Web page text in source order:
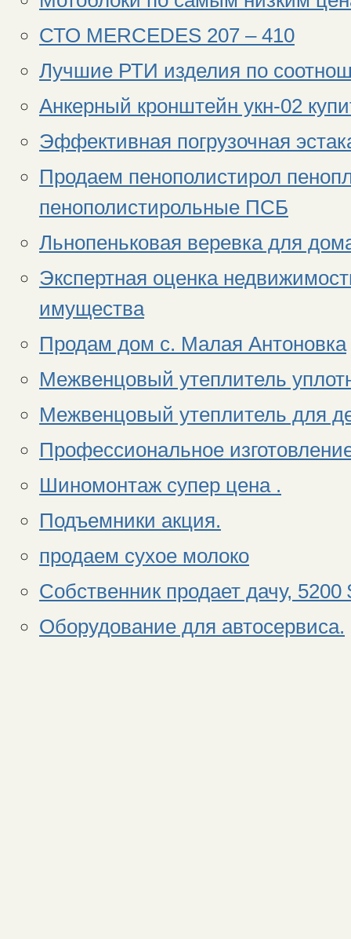
СТО MERCEDES 207 – 410
Лучшие РТИ изделия по
Анкерный кронштейн укн-02
Эффективная погрузочная
Продаем пенополистирол
пенополистирольные ПСБ
Льнопеньковая веревка для
Экспертная оценка
имущества
Продам дом с. Малая Антоновка
Межвенцовый утеплитель
Межвенцовый утеплитель для
Профессиональное
Шиномонтаж супер цена .
Подъемники акция.
продаем сухое молоко
Собственник продает дачу,
Оборудование для автосервиса.